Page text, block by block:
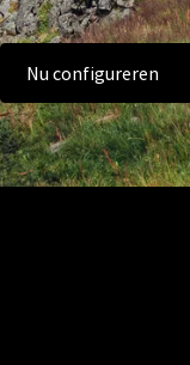
Nu configureren